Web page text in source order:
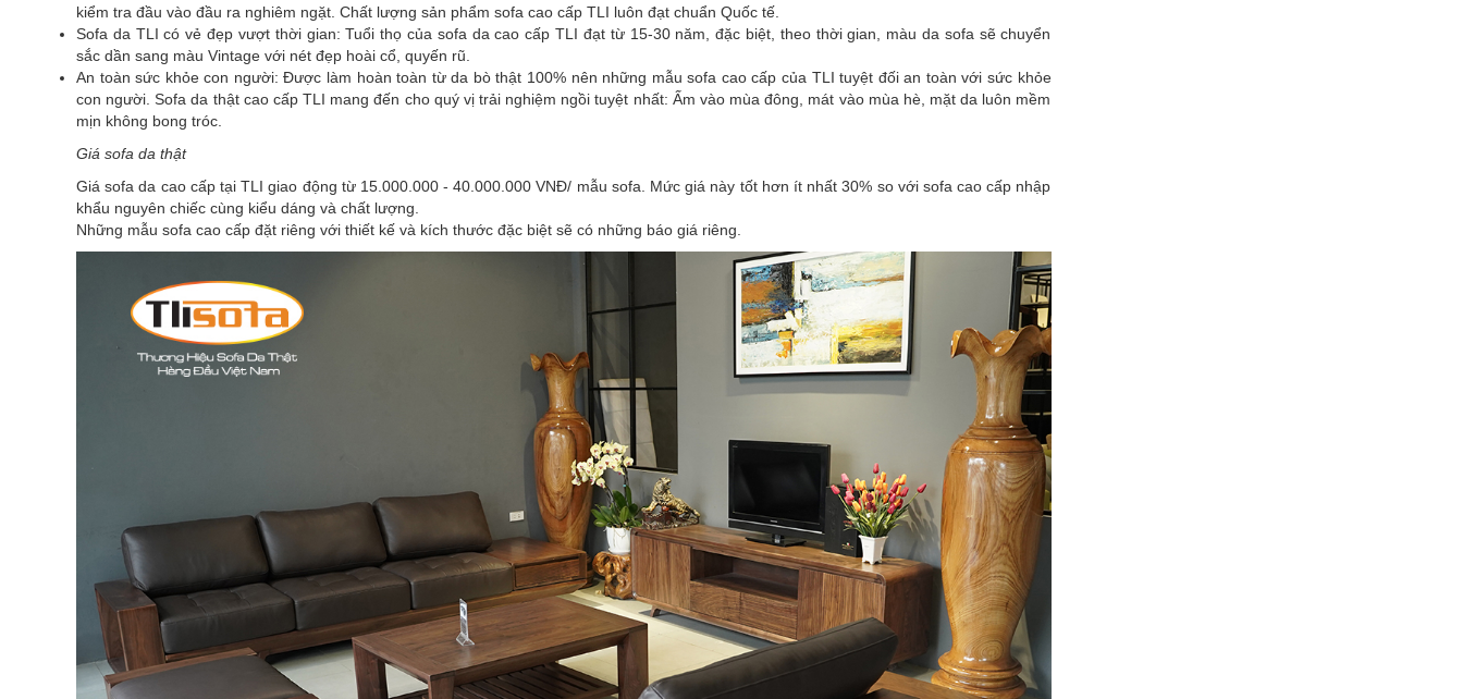
kiểm tra đầu vào đầu ra nghiêm ngặt. Chất lượng sản phẩm sofa cao cấp TLI luôn đạt chuẩn Quốc tế.
Sofa da TLI có vẻ đẹp vượt thời gian: Tuổi thọ của sofa da cao cấp TLI đạt từ 15-30 năm, đặc biệt, theo thời gian, màu da sofa sẽ chuyển
sắc dần sang màu Vintage với nét đẹp hoài cổ, quyến rũ.
An toàn sức khỏe con người: Được làm hoàn toàn từ da bò thật 100% nên những mẫu sofa cao cấp của TLI tuyệt đối an toàn với sức khỏe
con người. Sofa da thật cao cấp TLI mang đến cho quý vị trải nghiệm ngồi tuyệt nhất: Ấm vào mùa đông, mát vào mùa hè, mặt da luôn mềm
mịn không bong tróc.
Giá sofa da thật
Giá sofa da cao cấp tại TLI giao động từ 15.000.000 - 40.000.000 VNĐ/ mẫu sofa. Mức giá này tốt hơn ít nhất 30% so với sofa cao cấp nhập
khẩu nguyên chiếc cùng kiểu dáng và chất lượng.
Những mẫu sofa cao cấp đặt riêng với thiết kế và kích thước đặc biệt sẽ có những báo giá riêng.